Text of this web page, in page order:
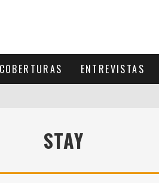
COBERTURAS ENTREVISTAS
STAY